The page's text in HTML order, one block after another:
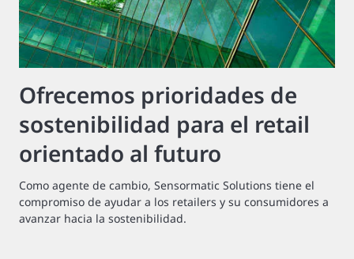
Ofrecemos prioridades de
sostenibilidad para el retail
orientado al futuro
Como agente de cambio, Sensormatic Solutions tiene el
compromiso de ayudar a los retailers y su consumidores a
avanzar hacia la sostenibilidad.